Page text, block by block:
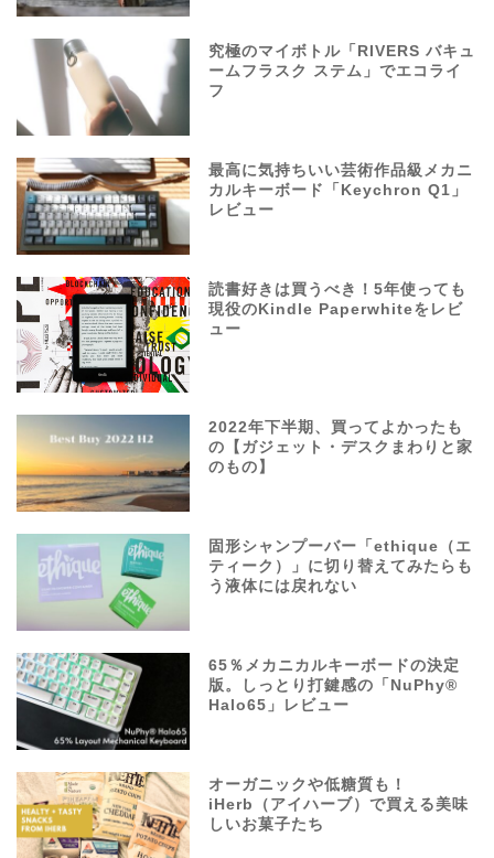
究極のマイボトル「RIVERS バキュ
ームフラスク ステム」でエコライ
フ
最高に気持ちいい芸術作品級メカニ
カルキーボード「Keychron Q1」
レビュー
読書好きは買うべき！5年使っても
現役のKindle Paperwhiteをレビ
ュー
2022年下半期、買ってよかったも
の【ガジェット・デスクまわりと家
のもの】
固形シャンプーバー「ethique（エ
ティーク）」に切り替えてみたらも
う液体には戻れない
65％メカニカルキーボードの決定
版。しっとり打鍵感の「NuPhy®
Halo65」レビュー
オーガニックや低糖質も！
iHerb（アイハーブ）で買える美味
しいお菓子たち